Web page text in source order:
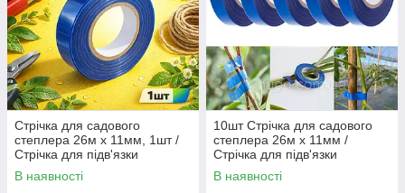
Стрічка для садового
степлера 26м х 11мм, 1шт /
Стрічка для підв'язки
винограду / Стрічка для
степлера
В наявності
10шт Стрічка для садового
степлера 26м х 11мм /
Стрічка для підв'язки
винограду / Стрічка для
степлера
В наявності